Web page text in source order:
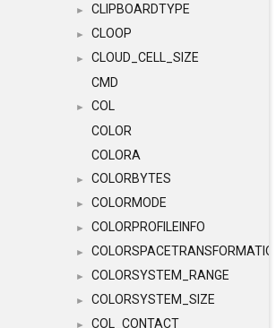
► CLIPBOARDTYPE
► CLOOP
►
CLOUD_CELL_SIZE
CMD
►
COL
COLOR
COLORA
► COLORBYTES
► COLORMODE
► COLORPROFILEINFO
► COLORSPACETRANSFORMATION
► COLORSYSTEM_RANGE
► COLORSYSTEM_SIZE
► COL_CONTACT